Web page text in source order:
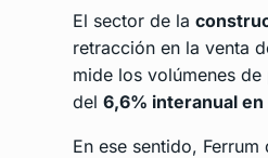
El sector de la
retracción en la venta
mide los volúmenes
del 6,6% interanual
En ese sentido,